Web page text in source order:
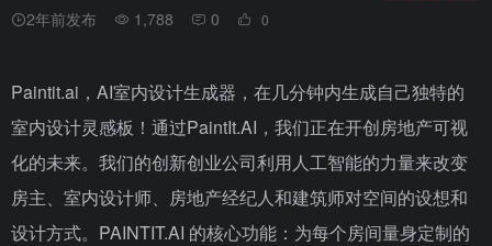
2年前发布 1,788 0 0
Paintit.ai，AI室内设计生成器，在几分钟内生成自己独特的
室内设计灵感板！通过PaintIt.AI，我们正在开创房地产可视
化的未来。我们的创新创业公司利用人工智能的力量来改变
房主、室内设计师、房地产经纪人和建筑师对空间的设想和
设计方式。PAINTIT.AI 的核心功能：为每个房间量身定制的